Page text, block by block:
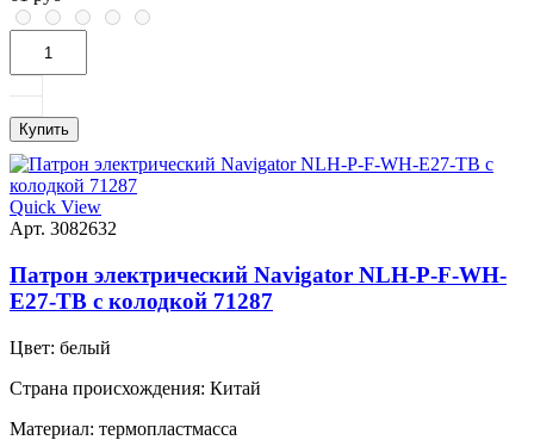
Купить
Quick View
Арт. 3082632
Патрон электрический Navigator NLH-P-F-WH-
E27-TB с колодкой 71287
Цвет: белый
Страна происхождения: Китай
Материал: термопластмасса